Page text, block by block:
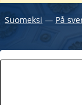
Suomeksi ― På